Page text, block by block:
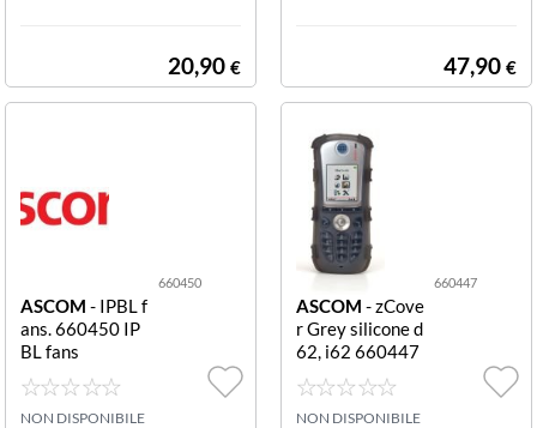
20,90 € 47,90 €
660450
ASCOM - IPBL f
ans. 660450 IP
BL fans
NON DISPONIBILE
660447
ASCOM - zCove
r Grey silicone d
62, i62 660447
Grey silicone co
ver d62, i62
NON DISPONIBILE